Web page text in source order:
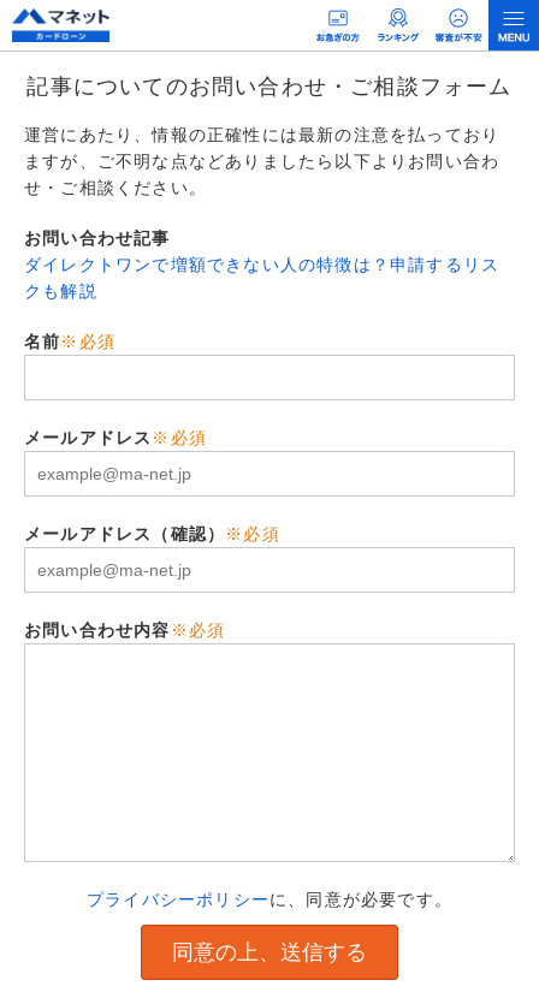
記事についてのお問い合わせ・ご相談フォーム
運営にあたり、情報の正確性には最新の注意を払っており
ますが、ご不明な点などありましたら以下よりお問い合わ
せ・ご相談ください。
お問い合わせ記事
ダイレクトワンで増額できない人の特徴は？申請するリス
クも解説
名前※必須
メールアドレス ※必須
メールアドレス（確認） ※必須
お問い合わせ内容 ※必須
プライバシーポリシーに、同意が必要です。